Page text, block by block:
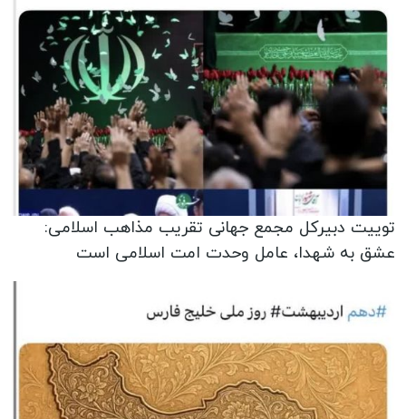
توییت دبیرکل مجمع جهانی تقریب مذاهب اسلامی:
عشق به شهدا، عامل وحدت امت اسلامی است